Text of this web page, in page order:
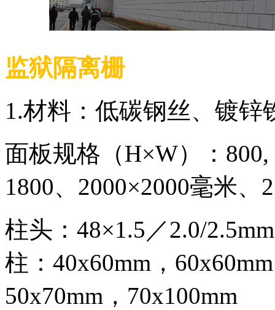
监狱隔离栅
1.材料：低碳钢丝、镀锌
面板规格（H×W）：800,
1800、2000×2000毫米、
柱头：48×1.5／2.0/
柱：40x60mm，
50x70mm，70x100mm